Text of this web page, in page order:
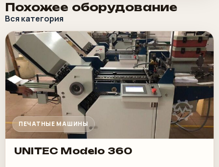
Похожее оборудование
Вся категория
ПЕЧАТНЫЕ МАШИНЫ
UNITEC Modelo 360